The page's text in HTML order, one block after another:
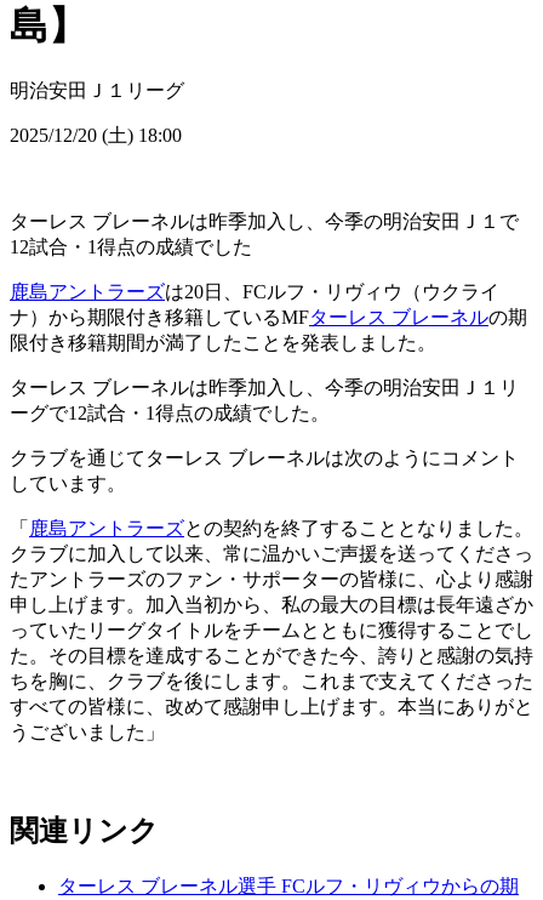
島】
明治安田Ｊ１リーグ
2025/12/20 (土) 18:00
ターレス ブレーネルは昨季加入し、今季の明治安田Ｊ１で
12試合・1得点の成績でした
鹿島アントラーズは20日、FCルフ・リヴィウ（ウクライ
ナ）から期限付き移籍しているMFターレス ブレーネルの期
限付き移籍期間が満了したことを発表しました。
ターレス ブレーネルは昨季加入し、今季の明治安田Ｊ１リ
ーグで12試合・1得点の成績でした。
クラブを通じてターレス ブレーネルは次のようにコメント
しています。
「 鹿島アントラーズとの契約を終了することとなりました。
クラブに加入して以来、常に温かいご声援を送ってくださっ
たアントラーズのファン・サポーターの皆様に、心より感謝
申し上げます。加入当初から、私の最大の目標は長年遠ざか
っていたリーグタイトルをチームとともに獲得することでし
た。その目標を達成することができた今、誇りと感謝の気持
ちを胸に、クラブを後にします。これまで支えてくださった
すべての皆様に、改めて感謝申し上げます。本当にありがと
うございました」
関連リンク
ターレス ブレーネル選手 FCルフ・リヴィウからの期